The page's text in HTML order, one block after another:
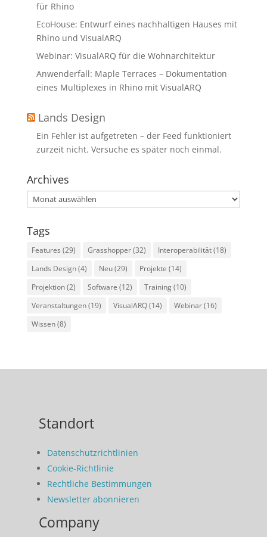
für Rhino
EcoHouse: Entwurf eines nachhaltigen Hauses mit
Rhino und VisualARQ
Webinar: VisualARQ für die Wohnarchitektur
Anwenderfall: Maple Terraces – Dokumentation
eines Multiplexes in Rhino mit VisualARQ
Lands Design
Ein Fehler ist aufgetreten – der Feed funktioniert
zurzeit nicht. Versuche es später noch einmal.
Archives
Archives
Tags
Features (29) Grasshopper(32) Interoperabilität(18)
Lands Design(4) Neu(29) Projekte (14)
Projektion(2) Software (12) Training(10)
Veranstaltungen(19) VisualARQ(14) Webinar(16)
Wissen(8)
Standort
Datenschutzrichtlinien
Cookie-Richtlinie
Rechtliche Bestimmungen
Newsletter abonnieren
Company